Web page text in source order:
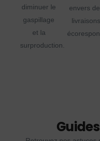
diminuer le
gaspillage
et la
surproduction.
envers
livraisons